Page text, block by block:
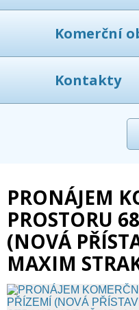
Komerční
Kontakty
PRONÁJEM
PROSTORU
(NOVÁ
MAXIM